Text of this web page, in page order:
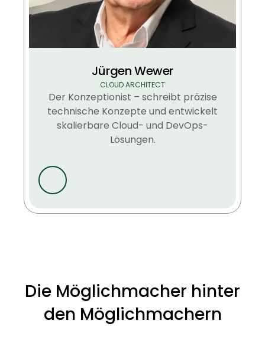
Jürgen Wewer
CLOUD ARCHITECT
Der Konzeptionist – schreibt präzise
technische Konzepte und entwickelt
skalierbare Cloud- und DevOps-
Lösungen.
Die Möglichmacher hinter
den Möglichmachern